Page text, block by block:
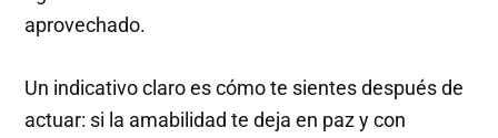
aprovechado.
Un indicativo claro es cómo te sientes después de
actuar: si la amabilidad te deja en paz y con